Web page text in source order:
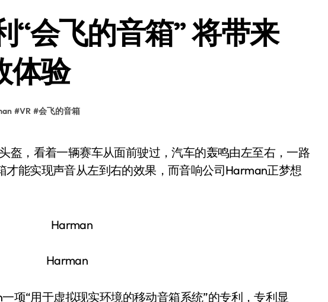
管家助你快人一步领风骚！
会飞的音箱” 将带来
体验
#VR #会飞的音箱
能实现声音从左到右的效果，而音响公司Harman正梦想
Harman
“用于虚拟现实环境的移动音箱系统”的专利，专利显